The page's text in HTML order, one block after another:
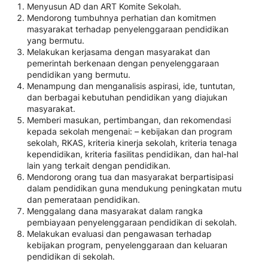
Menyusun AD dan ART Komite Sekolah.
Mendorong tumbuhnya perhatian dan komitmen
masyarakat terhadap penyelenggaraan pendidikan
yang bermutu.
Melakukan kerjasama dengan masyarakat dan
pemerintah berkenaan dengan penyelenggaraan
pendidikan yang bermutu.
Menampung dan menganalisis aspirasi, ide, tuntutan,
dan berbagai kebutuhan pendidikan yang diajukan
masyarakat.
Memberi masukan, pertimbangan, dan rekomendasi
kepada sekolah mengenai: – kebijakan dan program
sekolah, RKAS, kriteria kinerja sekolah, kriteria tenaga
kependidikan, kriteria fasilitas pendidikan, dan hal-hal
lain yang terkait dengan pendidikan.
Mendorong orang tua dan masyarakat berpartisipasi
dalam pendidikan guna mendukung peningkatan mutu
dan pemerataan pendidikan.
Menggalang dana masyarakat dalam rangka
pembiayaan penyelenggaraan pendidikan di sekolah.
Melakukan evaluasi dan pengawasan terhadap
kebijakan program, penyelenggaraan dan keluaran
pendidikan di sekolah.